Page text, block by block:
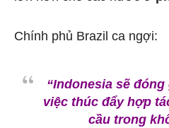
Chính phủ Brazil ca ngợi:
“Indonesia sẽ
việc thúc đẩy hợp
cầu trong